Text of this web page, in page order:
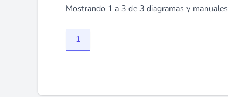
Mostrando 1 a 3 de 3 diagramas y manuales
1